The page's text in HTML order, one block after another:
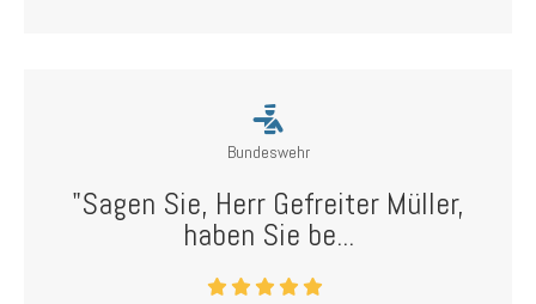
Bundeswehr
"Sagen Sie, Herr Gefreiter Müller,
haben Sie be...